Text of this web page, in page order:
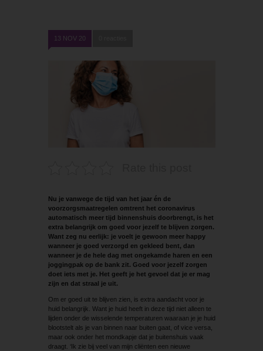
13 NOV 20
Nu je vanwege de tijd van het jaar én de
voorzorgsmaatregelen omtrent het coronavirus
automatisch meer tijd binnenshuis doorbrengt, is het
extra belangrijk om goed voor jezelf te blijven zorgen.
Want zeg nu eerlijk: je voelt je gewoon meer happy
wanneer je goed verzorgd en gekleed bent, dan
wanneer je de hele dag met ongekamde haren en een
joggingpak op de bank zit. Goed voor jezelf zorgen
doet iets met je. Het geeft je het gevoel dat je er mag
zijn en dat straal je uit.
Om er goed uit te blijven zien, is extra aandacht voor je
huid belangrijk. Want je huid heeft in deze tijd niet alleen te
lijden onder de wisselende temperaturen waaraan je je huid
blootstelt als je van binnen naar buiten gaat, of vice versa,
maar ook onder het mondkapje dat je buitenshuis vaak
draagt. ‘Ik zie bij veel van mijn cliënten een nieuwe